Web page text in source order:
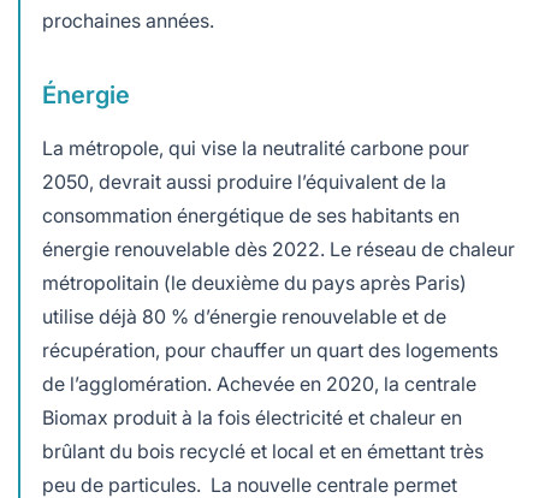
prochaines années.
Énergie
La métropole, qui vise la neutralité carbone pour
2050, devrait aussi produire l’équivalent de la
consommation énergétique de ses habitants en
énergie renouvelable dès 2022. Le réseau de chaleur
métropolitain (le deuxième du pays après Paris)
utilise déjà 80 % d’énergie renouvelable et de
récupération, pour chauffer un quart des logements
de l’agglomération. Achevée en 2020, la centrale
Biomax produit à la fois électricité et chaleur en
brûlant du bois recyclé et local et en émettant très
peu de particules. La nouvelle centrale permet